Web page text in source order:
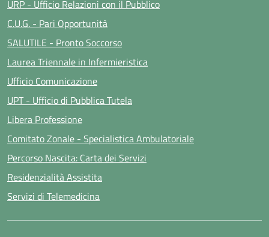
URP - Ufficio Relazioni con il Pubblico
C.U.G. - Pari Opportunità
SALUTILE - Pronto Soccorso
Laurea Triennale in Infermieristica
Ufficio Comunicazione
UPT - Ufficio di Pubblica Tutela
Libera Professione
Comitato Zonale - Specialistica Ambulatoriale
Percorso Nascita: Carta dei Servizi
Residenzialità Assistita
Servizi di Telemedicina